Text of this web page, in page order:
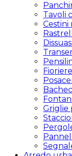
Tavoli
Cestini
Griglie